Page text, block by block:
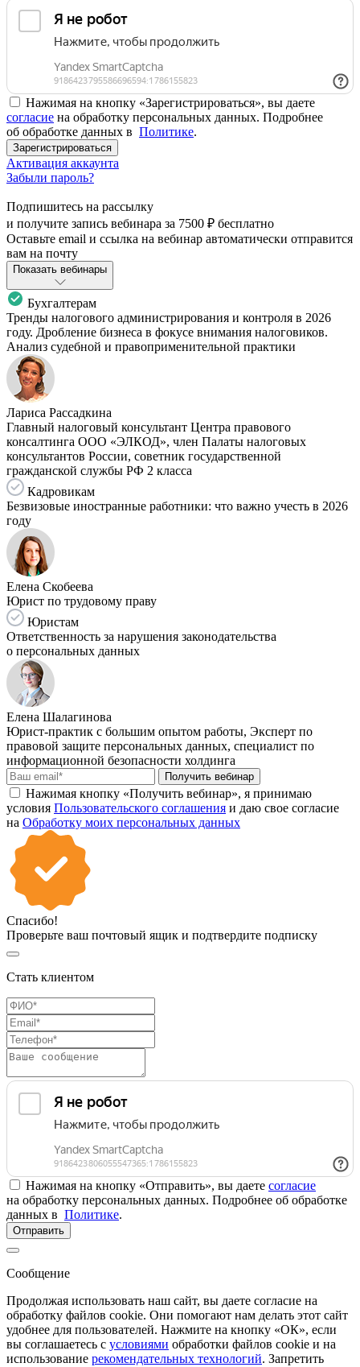
Нажимая на кнопку «Зарегистрироваться», вы даете
согласие на обработку персональных данных. Подробнее
об обработке данных в Политике.
Зарегистрироваться
Активация аккаунта
Забыли пароль?
Подпишитесь на рассылку
и получите запись вебинара за 7500 ₽ бесплатно
Оставьте email и ссылка на вебинар автоматически отправится
вам на почту
Показать вебинары
Бухгалтерам
Тренды налогового администрирования и контроля в 2026
году. Дробление бизнеса в фокусе внимания налоговиков.
Анализ судебной и правоприменительной практики
Лариса Рассадкина
Главный налоговый консультант Центра правового
консалтинга ООО «ЭЛКОД», член Палаты налоговых
консультантов России, советник государственной
гражданской службы РФ 2 класса
Кадровикам
Безвизовые иностранные работники: что важно учесть в 2026
году
Елена Скобеева
Юрист по трудовому праву
Юристам
Ответственность за нарушения законодательства
о персональных данных
Елена Шалагинова
Юрист-практик с большим опытом работы, Эксперт по
правовой защите персональных данных, специалист по
информационной безопасности холдинга
Получить вебинар
Нажимая кнопку «Получить вебинар», я принимаю
условия Пользовательского соглашения и даю свое согласие
на Обработку моих персональных данных
Спасибо!
Проверьте ваш почтовый ящик и подтвердите подписку
Стать клиентом
Нажимая на кнопку «Отправить», вы даете согласие
на обработку персональных данных. Подробнее об обработке
данных в Политике.
Отправить
Сообщение
Продолжая использовать наш сайт, вы даете согласие на
обработку файлов cookie. Они помогают нам делать этот сайт
удобнее для пользователей. Нажмите на кнопку «ОК», если
вы соглашаетесь с условиями обработки файлов cookie и на
использование рекомендательных технологий. Запретить